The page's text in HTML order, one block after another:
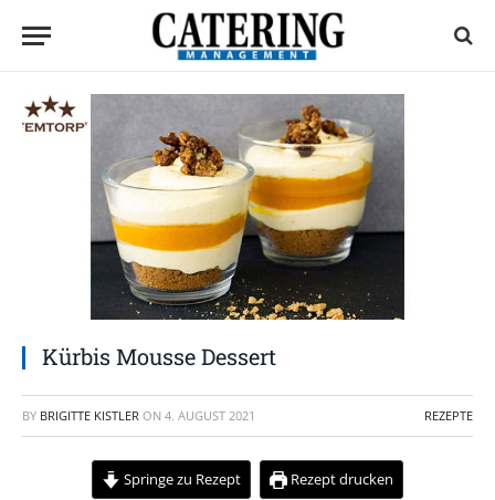
Kürbis Mousse Dessert
BY BRIGITTE KISTLER ON 4. AUGUST 2021 REZEPTE
Springe zu Rezept Rezept drucken